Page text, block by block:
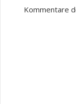
Kommentare